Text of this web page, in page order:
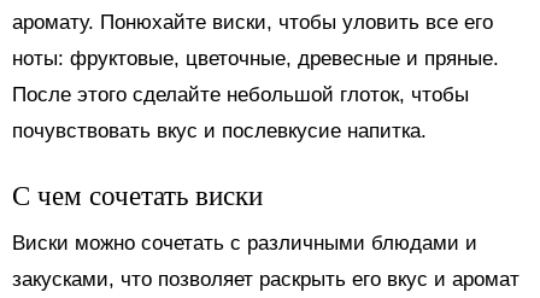
аромату. Понюхайте виски, чтобы уловить все его
ноты: фруктовые, цветочные, древесные и пряные.
После этого сделайте небольшой глоток, чтобы
почувствовать вкус и послевкусие напитка.
С чем сочетать виски
Виски можно сочетать с различными блюдами и
закусками, что позволяет раскрыть его вкус и аромат